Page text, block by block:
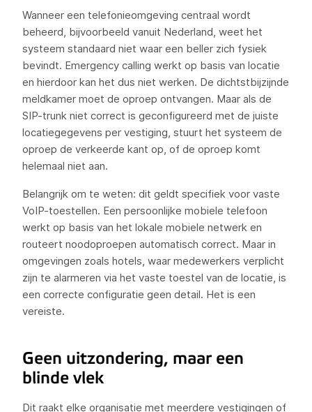
Wanneer een telefonieomgeving centraal wordt
beheerd, bijvoorbeeld vanuit Nederland, weet het
systeem standaard niet waar een beller zich fysiek
bevindt. Emergency calling werkt op basis van locatie
en hierdoor kan het dus niet werken. De dichtstbijzijnde
meldkamer moet de oproep ontvangen. Maar als de
SIP-trunk niet correct is geconfigureerd met de juiste
locatiegegevens per vestiging, stuurt het systeem de
oproep de verkeerde kant op, of de oproep komt
helemaal niet aan.
Belangrijk om te weten: dit geldt specifiek voor vaste
VoIP-toestellen. Een persoonlijke mobiele telefoon
werkt op basis van het lokale mobiele netwerk en
routeert noodoproepen automatisch correct. Maar in
omgevingen zoals hotels, waar medewerkers verplicht
zijn te alarmeren via het vaste toestel van de locatie, is
een correcte configuratie geen detail. Het is een
vereiste.
Geen uitzondering, maar een
blinde vlek
Dit raakt elke organisatie met meerdere vestigingen of